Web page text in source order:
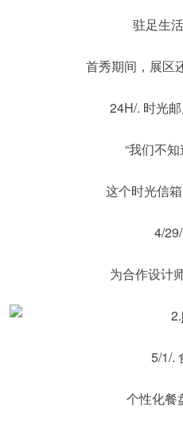
驻足生
首秀期间，展区
24H/. 时光邮
“我们不知
这个时光信箱
4/29/.
为合作设计师
5/1/.
个性化餐